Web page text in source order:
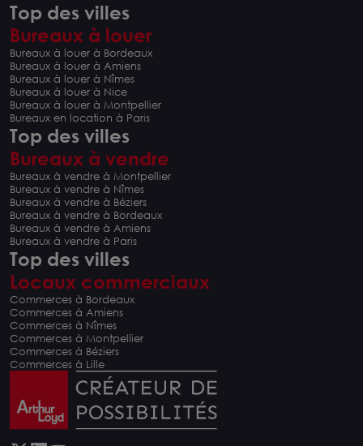
Top des villes
Bureaux à louer
Bureaux à louer à Bordeaux
Bureaux à louer à Amiens
Bureaux à louer à Nîmes
Bureaux à louer à Nice
Bureaux à louer à Montpellier
Bureaux en location à Paris
Top des villes
Bureaux à vendre
Bureaux à vendre à Montpellier
Bureaux à vendre à Nîmes
Bureaux à vendre à Béziers
Bureaux à vendre à Bordeaux
Bureaux à vendre à Amiens
Bureaux à vendre à Paris
Top des villes
Locaux commerciaux
Commerces à Bordeaux
Commerces à Amiens
Commerces à Nîmes
Commerces à Montpellier
Commerces à Béziers
Commerces à Lille